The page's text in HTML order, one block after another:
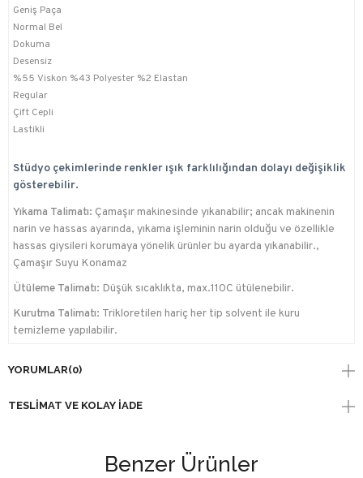
Geniş Paça
Normal Bel
Dokuma
Desensiz
%55 Viskon %43 Polyester %2 Elastan
Regular
Çift Cepli
Lastikli
Stüdyo çekimlerinde renkler ışık farklılığından dolayı değişiklik
gösterebilir.
Yıkama Talimatı: Çamaşır makinesinde yıkanabilir; ancak makinenin
narin ve hassas ayarında, yıkama işleminin narin olduğu ve özellikle
hassas giysileri korumaya yönelik ürünler bu ayarda yıkanabilir.,
Çamaşır Suyu Konamaz
Ütüleme Talimatı: Düşük sıcaklıkta, max.110C ütülenebilir.
Kurutma Talimatı: Trikloretilen hariç her tip solvent ile kuru
temizleme yapılabilir.
YORUMLAR(0)
TESLIMAT VE KOLAY İADE
Benzer Ürünler